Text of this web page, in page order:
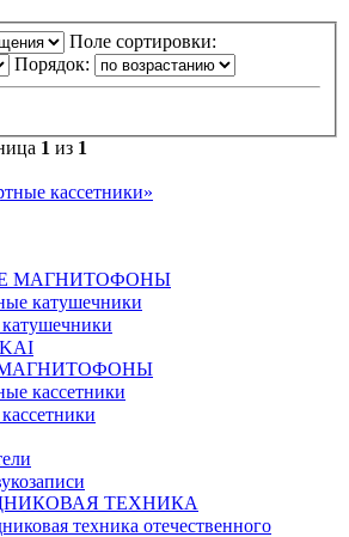
Поле сортировки:
Порядок:
1 из 1
кассетники»
МАГНИТОФОНЫ
катушечники
кассетники
ТЕХНИКА
техника отечественного